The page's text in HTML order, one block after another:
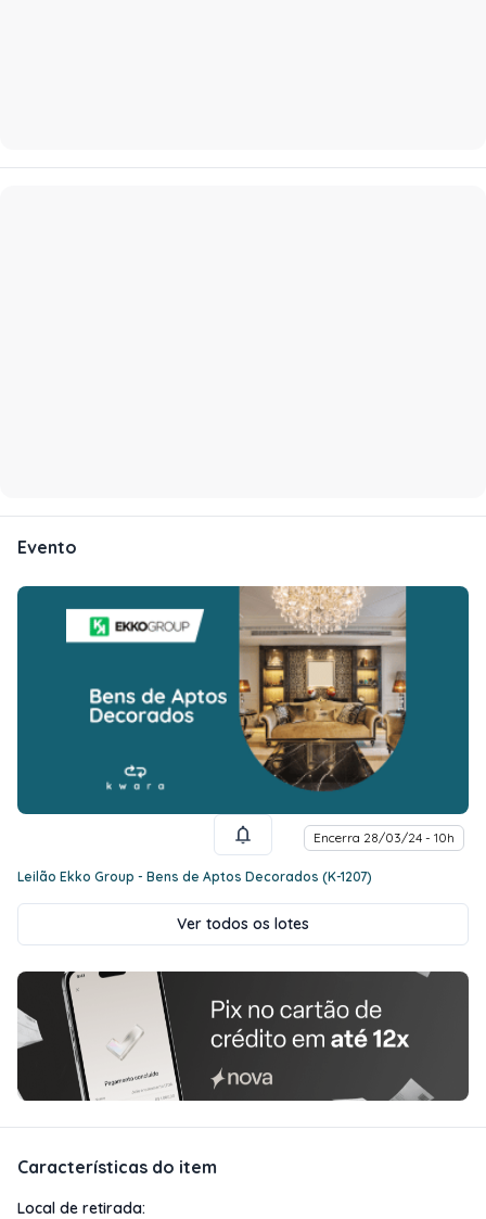
Evento
Encerra 28/03/24 - 10h
Leilão Ekko Group - Bens de Aptos Decorados (K-1207)
Ver todos os lotes
Características do item
Local de retirada: